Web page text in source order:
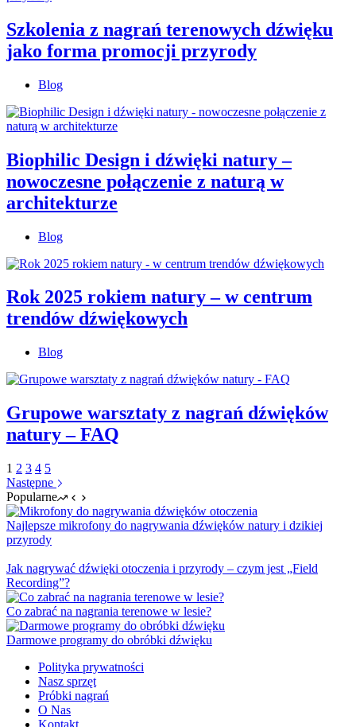
Szkolenia z nagrań terenowych dźwięku
jako forma promocji przyrody
Blog
Biophilic Design i dźwięki natury –
nowoczesne połączenie z naturą w
architekturze
Blog
Rok 2025 rokiem natury – w centrum
trendów dźwiękowych
Blog
Grupowe warsztaty z nagrań dźwięków
natury – FAQ
1 2 3 4 5
Następne
Popularne
Najlepsze mikrofony do nagrywania dźwięków natury i dzikiej
przyrody
Jak nagrywać dźwięki otoczenia i przyrody – czym jest „Field
Recording”?
Co zabrać na nagrania terenowe w lesie?
Darmowe programy do obróbki dźwięku
Polityka prywatności
Nasz sprzęt
Próbki nagrań
O Nas